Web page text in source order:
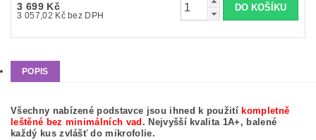
3 699 Kč
3 057,02 Kč bez DPH
POPIS
Všechny nabízené podstavce jsou ihned k použití kompletně
leštěné bez minimálních vad . Nejvyšší kvalita 1A+, balené
každý kus zvlášť do mikrofolie.